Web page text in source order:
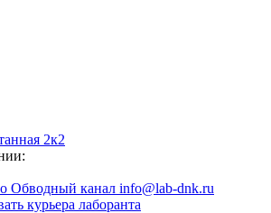
2к2
Обводный канал info@lab-dnk.ru
курьера лаборанта